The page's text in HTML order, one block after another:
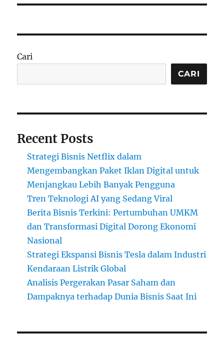
Cari
CARI
Recent Posts
Strategi Bisnis Netflix dalam
Mengembangkan Paket Iklan Digital untuk
Menjangkau Lebih Banyak Pengguna
Tren Teknologi AI yang Sedang Viral
Berita Bisnis Terkini: Pertumbuhan UMKM
dan Transformasi Digital Dorong Ekonomi
Nasional
Strategi Ekspansi Bisnis Tesla dalam Industri
Kendaraan Listrik Global
Analisis Pergerakan Pasar Saham dan
Dampaknya terhadap Dunia Bisnis Saat Ini